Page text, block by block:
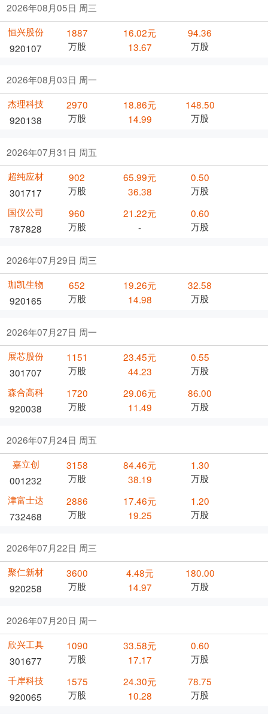
2026年08月05日 周三
恒兴股份
920107
1887
万股
16.02元
13.67
94.36
万股
2026年08月03日 周一
杰理科技
920138
2970
万股
18.86元
14.99
148.50
万股
2026年07月31日 周五
超纯应材
301717
902
万股
65.99元
36.38
0.50
万股
国仪公司
787828
960
万股
21.22元
-
0.60
万股
2026年07月29日 周三
珈凯生物
920165
652
万股
19.26元
14.98
32.58
万股
2026年07月27日 周一
展芯股份
301707
1151
万股
23.45元
44.23
0.55
万股
森合高科
920038
1720
万股
29.06元
11.49
86.00
万股
2026年07月24日 周五
嘉立创
001232
3158
万股
84.46元
38.19
1.30
万股
津富士达
732468
2886
万股
17.46元
19.25
1.20
万股
2026年07月22日 周三
聚仁新材
920258
3600
万股
4.48元
14.97
180.00
万股
2026年07月20日 周一
欣兴工具
301677
1090
万股
33.58元
17.17
0.60
万股
千岸科技
920065
1575
万股
24.30元
10.28
78.75
万股